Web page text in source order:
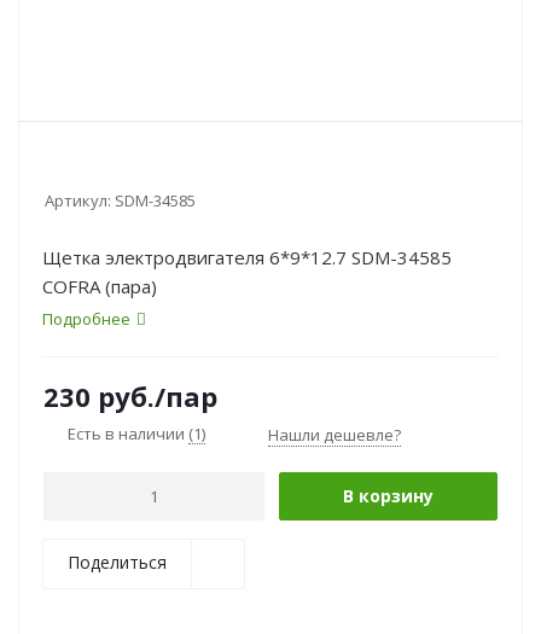
Артикул: SDM-34585
Щетка электродвигателя 6*9*12.7 SDM-34585
COFRA (пара)
Подробнее
230 руб./пар
Есть в наличии (1) Нашли дешевле?
В корзину
Поделиться